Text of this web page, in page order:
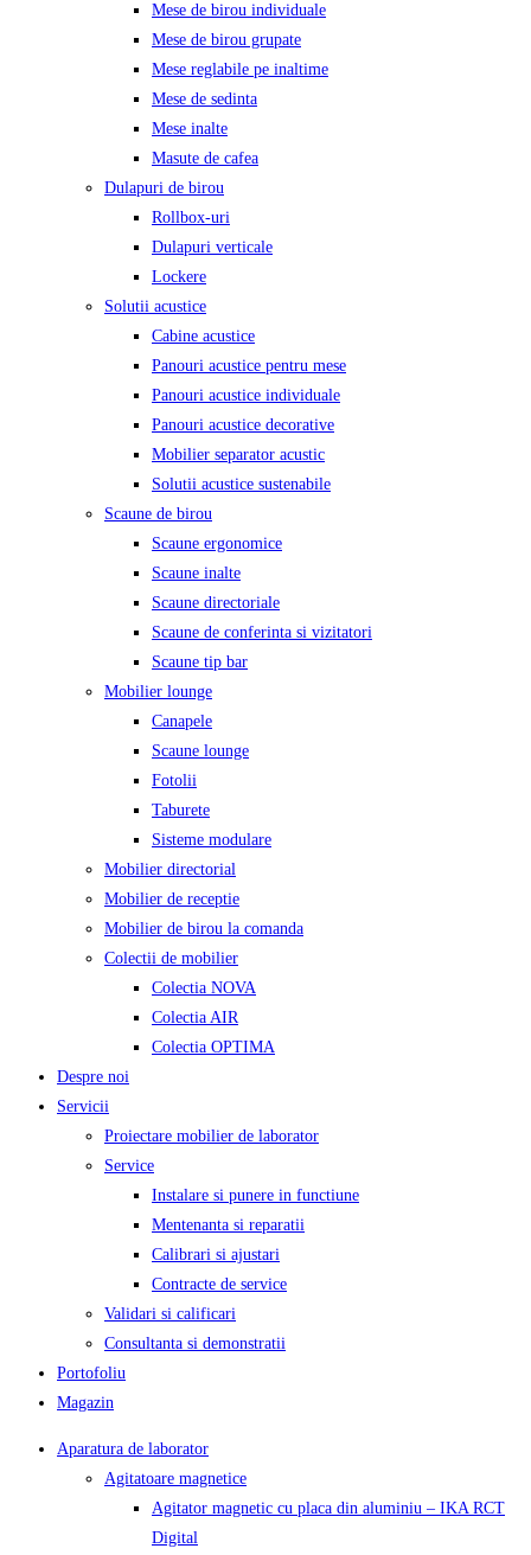
Mese de birou individuale
Mese de birou grupate
Mese reglabile pe inaltime
Mese de sedinta
Mese inalte
Masute de cafea
Dulapuri de birou
Rollbox-uri
Dulapuri verticale
Lockere
Solutii acustice
Cabine acustice
Panouri acustice pentru mese
Panouri acustice individuale
Panouri acustice decorative
Mobilier separator acustic
Solutii acustice sustenabile
Scaune de birou
Scaune ergonomice
Scaune inalte
Scaune directoriale
Scaune de conferinta si vizitatori
Scaune tip bar
Mobilier lounge
Canapele
Scaune lounge
Fotolii
Taburete
Sisteme modulare
Mobilier directorial
Mobilier de receptie
Mobilier de birou la comanda
Colectii de mobilier
Colectia NOVA
Colectia AIR
Colectia OPTIMA
Despre noi
Servicii
Proiectare mobilier de laborator
Service
Instalare si punere in functiune
Mentenanta si reparatii
Calibrari si ajustari
Contracte de service
Validari si calificari
Consultanta si demonstratii
Portofoliu
Magazin
Aparatura de laborator
Agitatoare magnetice
Agitator magnetic cu placa din aluminiu – IKA RCT
Digital